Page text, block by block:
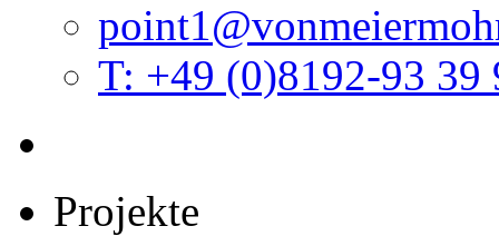
T: +49 (0)8192-93 39
Projekte